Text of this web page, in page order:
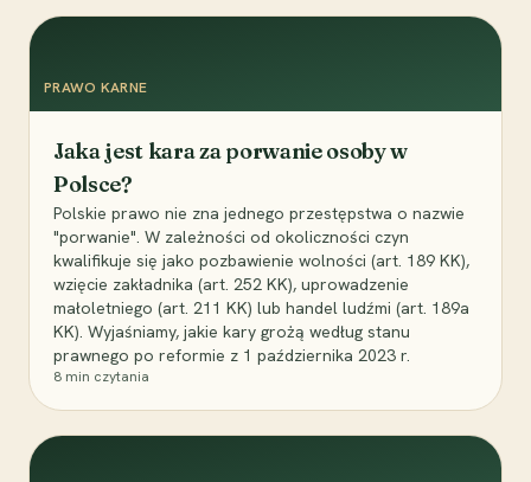
PRAWO KARNE
Jaka jest kara za porwanie osoby w
Polsce?
Polskie prawo nie zna jednego przestępstwa o nazwie
"porwanie". W zależności od okoliczności czyn
kwalifikuje się jako pozbawienie wolności (art. 189 KK),
wzięcie zakładnika (art. 252 KK), uprowadzenie
małoletniego (art. 211 KK) lub handel ludźmi (art. 189a
KK). Wyjaśniamy, jakie kary grożą według stanu
prawnego po reformie z 1 października 2023 r.
8 min czytania